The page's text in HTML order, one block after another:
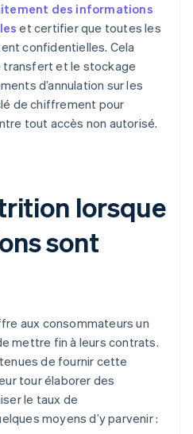
des informations
et certifier que toutes les
confidentielles. Cela
transfert et le stockage
d’annulation sur les
de chiffrement pour
tout accès non autorisé.
lorsque
sont
aux consommateurs un
mettre fin à leurs contrats.
de fournir cette
tour élaborer des
le taux de
moyens d’y parvenir :